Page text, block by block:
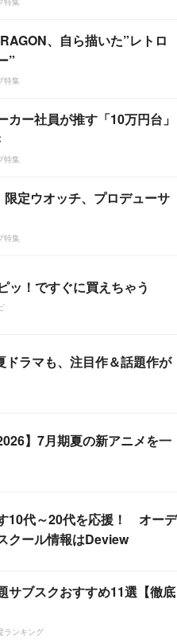
、自ら描いた”レトロ
”
特集
カー社員が推す「10万円台」
特集
限定ウオッチ、プロデューサ
特集
ッ！ですぐに買えちゃう
ドラマも、注目作＆話題作が
】7月期夏の新アニメを一
10代～20代を応援！ オーデ
クール情報はDeview
サブスクおすすめ11選【徹底
ランキング